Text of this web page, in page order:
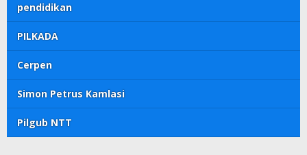
pendidikan
PILKADA
Cerpen
Simon Petrus Kamlasi
Pilgub NTT